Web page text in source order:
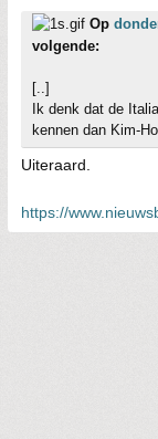
Op
volgende:
[..]
Ik denk dat de
kennen dan Kim-
Uiteraard.
https://